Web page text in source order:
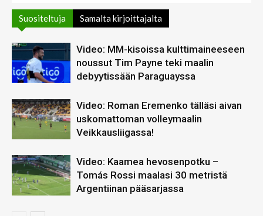
Suositeltuja Samalta kirjoittajalta
Video: MM-kisoissa kulttimaineeseen
noussut Tim Payne teki maalin
debyytissään Paraguayssa
Video: Roman Eremenko tälläsi aivan
uskomattoman volleymaalin
Veikkausliigassa!
Video: Kaamea hevosenpotku –
Tomás Rossi maalasi 30 metristä
Argentiinan pääsarjassa